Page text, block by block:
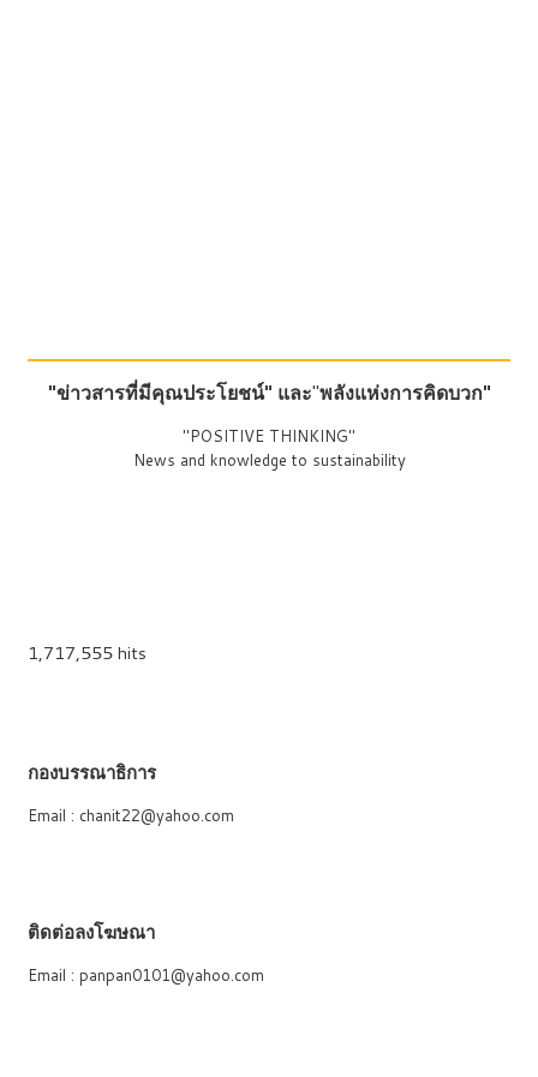
"ข่าวสารที่มีคุณประโยชน์" และ"พลังแห่งการคิดบวก"
"POSITIVE THINKING"
News and knowledge to sustainability
1,717,555 hits
กองบรรณาธิการ
Email : chanit22@yahoo.com
ติดต่อลงโฆษณา
Email : panpan0101@yahoo.com